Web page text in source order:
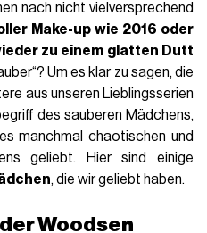
nach nicht vielversprechend
Make-up wie 2016 oder
zu einem glatten Dutt
Um es klar zu sagen, die
aus unseren Lieblingsserien
des sauberen Mädchens,
manchmal chaotischen und
geliebt. Hier sind einige
, die wir geliebt haben.
Woodsen